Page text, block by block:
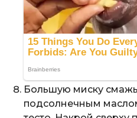
Большую миску
подсолнечным